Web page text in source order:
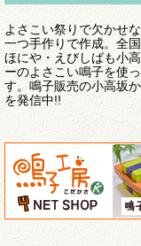
よさこい祭りで欠かせ
一つ手作りで作成。全国
ほにや・えびしばも小
ーのよさこい鳴子を使
す。鳴子販売の小高坂
を発信中!!